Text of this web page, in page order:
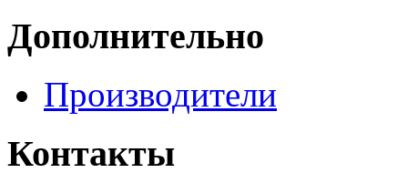
Дополнительно
Производители
Контакты